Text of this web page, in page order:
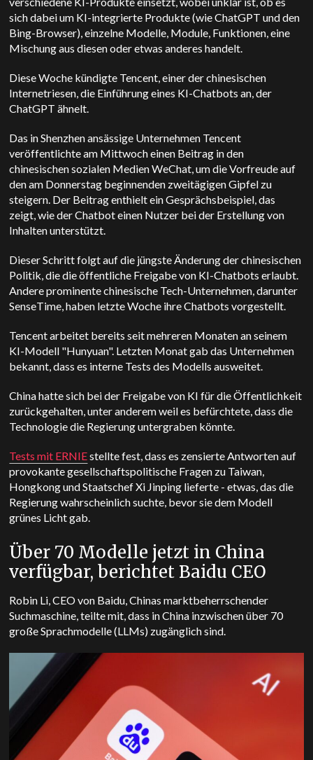
sich dabei um KI-integrierte Produkte (wie ChatGPT und den
Bing-Browser), einzelne Modelle, Module, Funktionen, eine
Mischung aus diesen oder etwas anderes handelt.
Diese Woche kündigte Tencent, einer der chinesischen
Internetriesen, die Einführung eines KI-Chatbots an, der
ChatGPT ähnelt.
Das in Shenzhen ansässige Unternehmen Tencent
veröffentlichte am Mittwoch einen Beitrag in den
chinesischen sozialen Medien WeChat, um die Vorfreude auf
den am Donnerstag beginnenden zweitägigen Gipfel zu
steigern. Der Beitrag enthielt ein Gesprächsbeispiel, das
zeigt, wie der Chatbot einen Nutzer bei der Erstellung von
Inhalten unterstützt.
Dieser Schritt folgt auf die jüngste Änderung der chinesischen
Politik, die die öffentliche Freigabe von KI-Chatbots erlaubt.
Andere prominente chinesische Tech-Unternehmen, darunter
SenseTime, haben letzte Woche ihre Chatbots vorgestellt.
Tencent arbeitet bereits seit mehreren Monaten an seinem
KI-Modell "Hunyuan". Letzten Monat gab das Unternehmen
bekannt, dass es interne Tests des Modells ausweitet.
China hatte sich bei der Freigabe von KI für die Öffentlichkeit
zurückgehalten, unter anderem weil es befürchtete, dass die
Technologie die Regierung untergraben könnte.
Tests mit ERNIEstellte fest, dass es zensierte Antworten auf
provokante gesellschaftspolitische Fragen zu Taiwan,
Hongkong und Staatschef Xi Jinping lieferte - etwas, das die
Regierung wahrscheinlich suchte, bevor sie dem Modell
grünes Licht gab.
Über 70 Modelle jetzt in China
verfügbar, berichtet Baidu CEO
Robin Li, CEO von Baidu, Chinas marktbeherrschender
Suchmaschine, teilte mit, dass in China inzwischen über 70
große Sprachmodelle (LLMs) zugänglich sind.